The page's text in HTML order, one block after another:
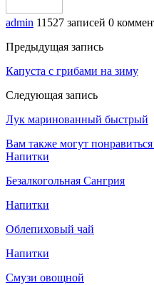
admin 11527 записей 0
Предыдущая запись
Капуста с грибами на зиму
Следующая запись
Лук маринованный быстрый
Вам также могут понравиться
Напитки
Безалкогольная Сангрия
Напитки
Облепиховый чай
Напитки
Смузи овощной